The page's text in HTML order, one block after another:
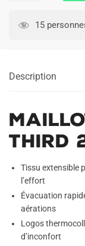
Match
2025
15
Description
Third
Tissu extensible
l’effort
Évacuation
aérations
Logos
d’inconfort